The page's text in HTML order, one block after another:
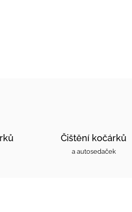
Čištění kočárků
a autosedaček